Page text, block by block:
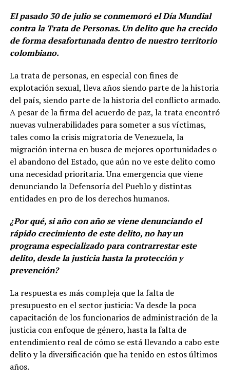
El pasado 30 de julio se conmemoró el Día Mundial
contra la Trata de Personas. Un delito que ha crecido
de forma desafortunada dentro de nuestro territorio
colombiano.
La trata de personas, en especial con fines de
explotación sexual, lleva años siendo parte de la historia
del país, siendo parte de la historia del conflicto armado.
A pesar de la firma del acuerdo de paz, la trata encontró
nuevas vulnerabilidades para someter a sus víctimas,
tales como la crisis migratoria de Venezuela, la
migración interna en busca de mejores oportunidades o
el abandono del Estado, que aún no ve este delito como
una necesidad prioritaria. Una emergencia que viene
denunciando la Defensoría del Pueblo y distintas
entidades en pro de los derechos humanos.
¿Por qué, si año con año se viene denunciando el
rápido crecimiento de este delito, no hay un
programa especializado para contrarrestar este
delito, desde la justicia hasta la protección y
prevención?
La respuesta es más compleja que la falta de
presupuesto en el sector justicia: Va desde la poca
capacitación de los funcionarios de administración de la
justicia con enfoque de género, hasta la falta de
entendimiento real de cómo se está llevando a cabo este
delito y la diversificación que ha tenido en estos últimos
años.